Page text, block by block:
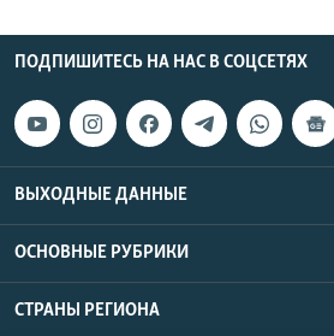
ПОДПИШИТЕСЬ НА НАС В СОЦСЕТЯХ
ВЫХОДНЫЕ ДАННЫЕ
ОСНОВНЫЕ РУБРИКИ
СТРАНЫ РЕГИОНА